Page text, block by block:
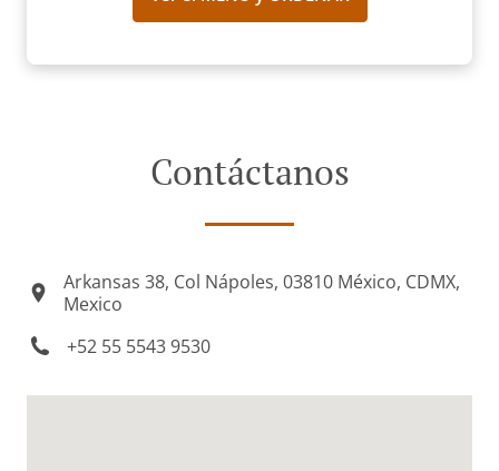
Contáctanos
Arkansas 38, Col Nápoles, 03810 México, CDMX,
Mexico
+52 55 5543 9530